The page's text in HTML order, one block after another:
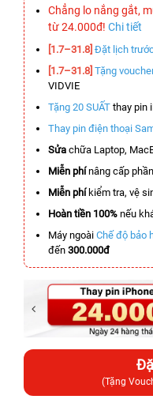
Chẳng lo nắng gắt,
từ 24.000đ! Chi tiết
[1.7–31.8] Đặt lịch
[1.7–31.8] Tặng
VIDVIE
Tặng 20 SUẤT thay pin
Thay pin điện thoại
Sửa chữa Laptop,
Miễn phínâng cấp
Miễn phíkiểm tra, vệ
Hoàn tiền 100% nếu
Máy ngoài Chế độ bảo
đến 300.000đ
(Tặng